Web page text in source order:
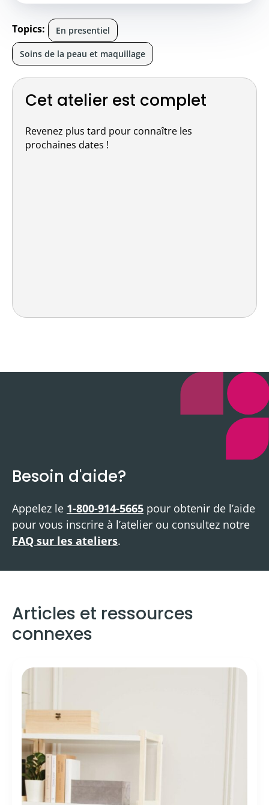
Cet atelier est complet
Revenez plus tard pour connaître les
prochaines dates !
Topics: En presentiel
Soins de la peau et maquillage
Besoin d'aide?
Appelez le 1-800-914-5665 pour obtenir de l’aide
pour vous inscrire à l’atelier ou consultez notre
FAQ sur les ateliers.
Articles et ressources
connexes